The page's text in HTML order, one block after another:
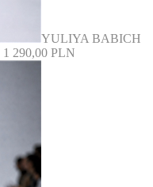
YULIYA BABICH
1 290,00 PLN